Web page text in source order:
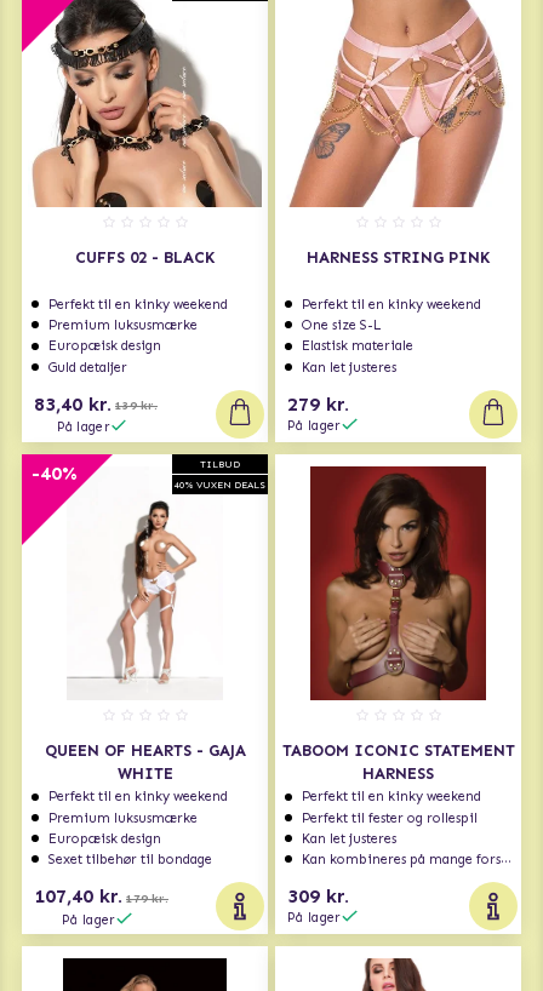
CUFFS 02 - BLACK
Perfekt til en kinky weekend
Premium luksusmærke
Europæisk design
Guld detaljer
83,40 kr. 139 kr.
På lager
HARNESS STRING PINK
Perfekt til en kinky weekend
One size S-L
Elastisk materiale
Kan let justeres
279 kr.
På lager
TILBUD
40% VUXEN DEALS
-40%
QUEEN OF HEARTS - GAJA
WHITE
Perfekt til en kinky weekend
Premium luksusmærke
Europæisk design
Sexet tilbehør til bondage
107,40 kr. 179 kr.
På lager
TABOOM ICONIC STATEMENT
HARNESS
Perfekt til en kinky weekend
Perfekt til fester og rollespil
Kan let justeres
Kan kombineres på mange forskellige måder
309 kr.
På lager